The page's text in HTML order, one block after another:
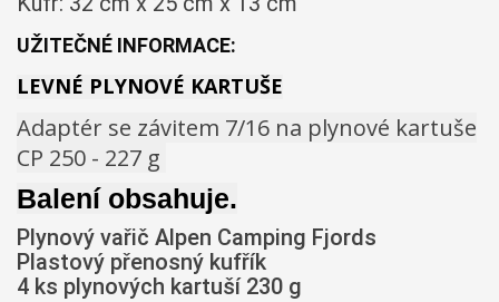
UŽITEČNÉ INFORMACE:
LEVNÉ PLYNOVÉ KARTUŠE
Adaptér se závitem 7/16 na plynové kartuše
CP 250 - 227 g
Balení obsahuje.
Plynový vařič Alpen Camping Fjords
Plastový přenosný kufřík
4 ks plynových kartuší 230 g